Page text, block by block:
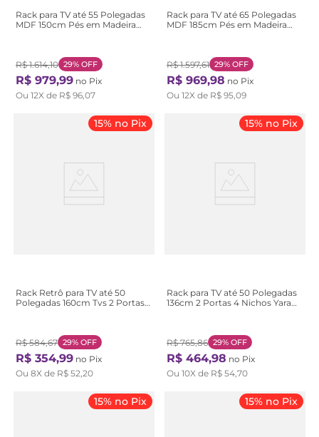
Rack para TV até 55 Polegadas
MDF 150cm Pés em Madeira
R$ 1.614,10 29% OFF
R$ 979,99 no Pix
Ou 12X de R$ 96,07
Rack para TV até 65 Polegadas
MDF 185cm Pés em Madeira
R$ 1.597,61 29% OFF
R$ 969,98 no Pix
Ou 12X de R$ 95,09
15% no Pix
Rack Retrô para TV até 50
Polegadas 160cm Tvs 2 Portas
R$ 584,67 29% OFF
R$ 354,99 no Pix
Ou 8X de R$ 52,20
15% no Pix
Rack para TV até 50 Polegadas
136cm 2 Portas 4 Nichos Yara
R$ 765,86 29% OFF
R$ 464,98 no Pix
Ou 10X de R$ 54,70
15% no Pix 15% no Pix